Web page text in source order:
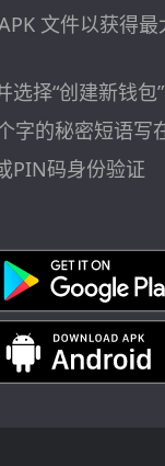
文件以获得
选择“创建新钱包”
字的秘密短语写
PIN码身份验证